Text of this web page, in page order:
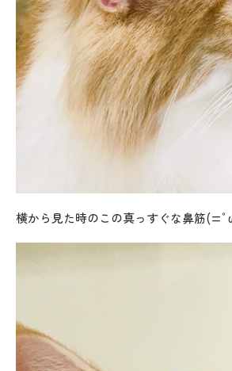
横から見た時のこの真っすぐな鼻筋(=ﾟ